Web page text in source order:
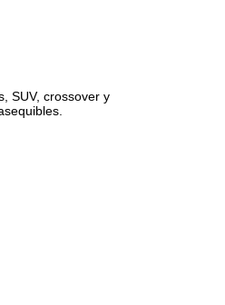
SUV, crossover y